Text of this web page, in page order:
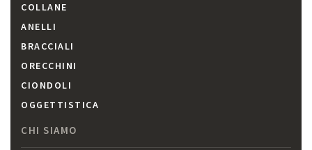
COLLANE
ANELLI
BRACCIALI
ORECCHINI
CIONDOLI
OGGETTISTICA
CHI SIAMO